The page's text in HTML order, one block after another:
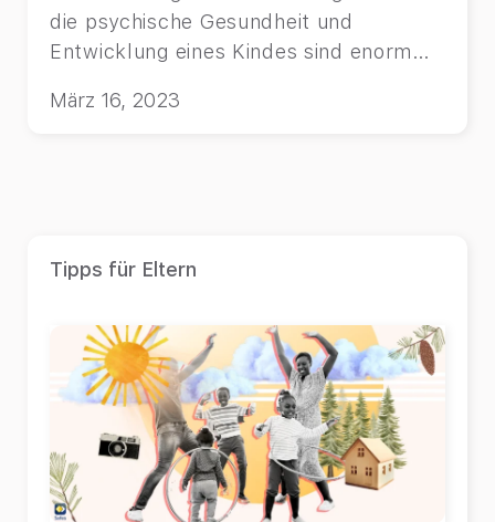
die psychische Gesundheit und
Entwicklung eines Kindes sind enorm
März 16, 2023
Tipps für Eltern